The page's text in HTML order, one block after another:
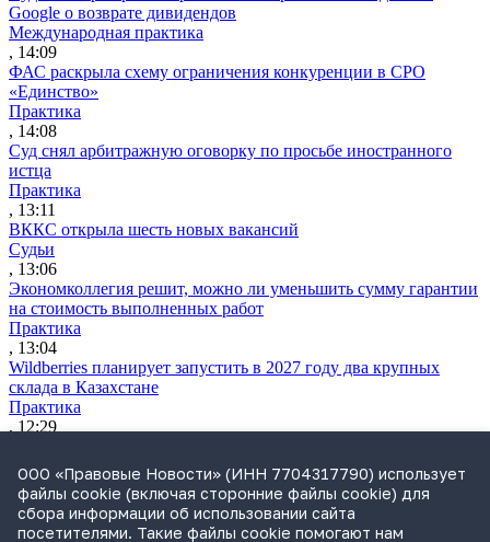
Google о возврате дивидендов
Международная практика
, 14:09
ФАС раскрыла схему ограничения конкуренции в СРО
«Единство»
Практика
, 14:08
Суд снял арбитражную оговорку по просьбе иностранного
истца
Практика
, 13:11
ВККС открыла шесть новых вакансий
Судьи
, 13:06
Экономколлегия решит, можно ли уменьшить сумму гарантии
на стоимость выполненных работ
Практика
, 13:04
Wildberries планирует запустить в 2027 году два крупных
склада в Казахстане
Практика
, 12:29
расходов
Практика
, 11:12
Утренний обзор за 4 августа: усиление контроля за сделкам
ООО «Правовые Новости» (ИНН 7704317790) использует
файлы cookie (включая сторонние файлы cookie) для
сбора информации об использовании сайта
посетителями. Такие файлы cookie помогают нам